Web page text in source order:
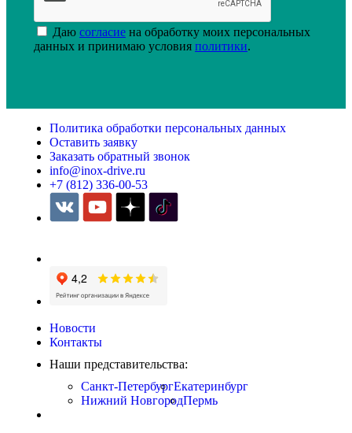
Даю согласие на обработку моих персональных
данных и принимаю условия политики.
Политика обработки персональных данных
Оставить заявку
Заказать обратный звонок
info@inox-drive.ru
+7 (812) 336-00-53
Новости
Контакты
Наши представительства:
Санкт-ПетербургЕкатеринбург
Нижний НовгородПермь